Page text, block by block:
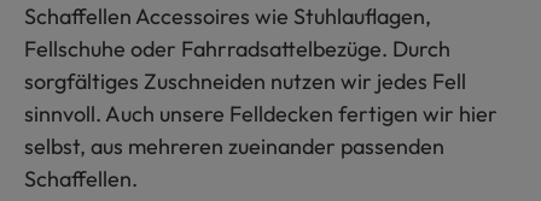
Schaffellen Accessoires wie Stuhlauflagen,
Fellschuhe oder Fahrradsattelbezüge. Durch
sorgfältiges Zuschneiden nutzen wir jedes Fell
sinnvoll. Auch unsere Felldecken fertigen wir hier
selbst, aus mehreren zueinander passenden
Schaffellen.